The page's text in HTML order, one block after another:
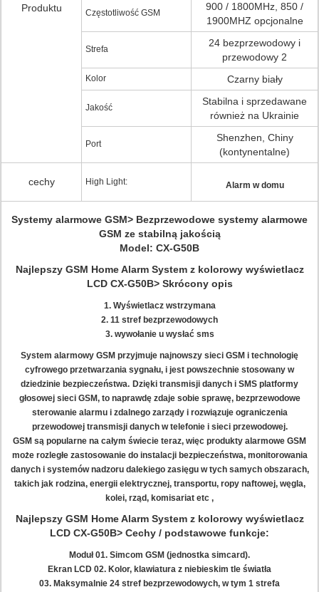
Produktu
Częstotliwość GSM
900 / 1800MHz, 850 /
1900MHZ opcjonalne
Strefa
24 bezprzewodowy i
przewodowy 2
Kolor Czarny biały
Jakość
Stabilna i sprzedawane
również na Ukrainie
Port
Shenzhen, Chiny
(kontynentalne)
cechy High Light: Alarm w domu
Systemy alarmowe GSM> Bezprzewodowe systemy alarmowe
GSM ze stabilną jakością
Model: CX-G50B
Najlepszy GSM Home Alarm System z kolorowy wyświetlacz
LCD CX-G50B> Skrócony opis
1. Wyświetlacz wstrzymana
2. 11 stref bezprzewodowych
3. wywołanie u wysłać sms
System alarmowy GSM przyjmuje najnowszy sieci GSM i technologię
cyfrowego przetwarzania sygnału, i jest powszechnie stosowany w
dziedzinie bezpieczeństwa. Dzięki transmisji danych i SMS platformy
głosowej sieci GSM, to naprawdę zdaje sobie sprawę, bezprzewodowe
sterowanie alarmu i zdalnego zarządy i rozwiązuje ograniczenia
przewodowej transmisji danych w telefonie i sieci przewodowej.
GSM są popularne na całym świecie teraz, więc produkty alarmowe GSM
może rozległe zastosowanie do instalacji bezpieczeństwa, monitorowania
danych i systemów nadzoru dalekiego zasięgu w tych samych obszarach,
takich jak rodzina, energii elektrycznej, transportu, ropy naftowej, węgla,
kolei, rząd, komisariat etc ,
Najlepszy GSM Home Alarm System z kolorowy wyświetlacz
LCD CX-G50B> Cechy / podstawowe funkcje:
Moduł 01. Simcom GSM (jednostka simcard).
Ekran LCD 02. Kolor, klawiatura z niebieskim tle światła
03. Maksymalnie 24 stref bezprzewodowych, w tym 1 strefa